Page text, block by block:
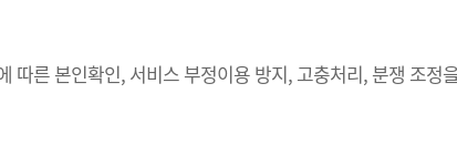
따른 본인확인, 서비스 부정이용 방지, 고충처리, 분쟁 조정